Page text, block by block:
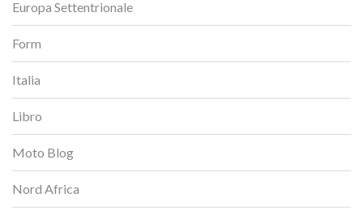
Europa Settentrionale
Form
Italia
Libro
Moto Blog
Nord Africa